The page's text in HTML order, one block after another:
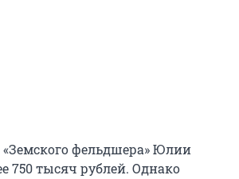
«Земского фельдшера» Юлии
750 тысяч рублей. Однако